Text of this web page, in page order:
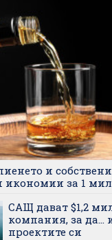
и
икономии за 1
САЩ дават $1,2
компания, за да...
проектите си